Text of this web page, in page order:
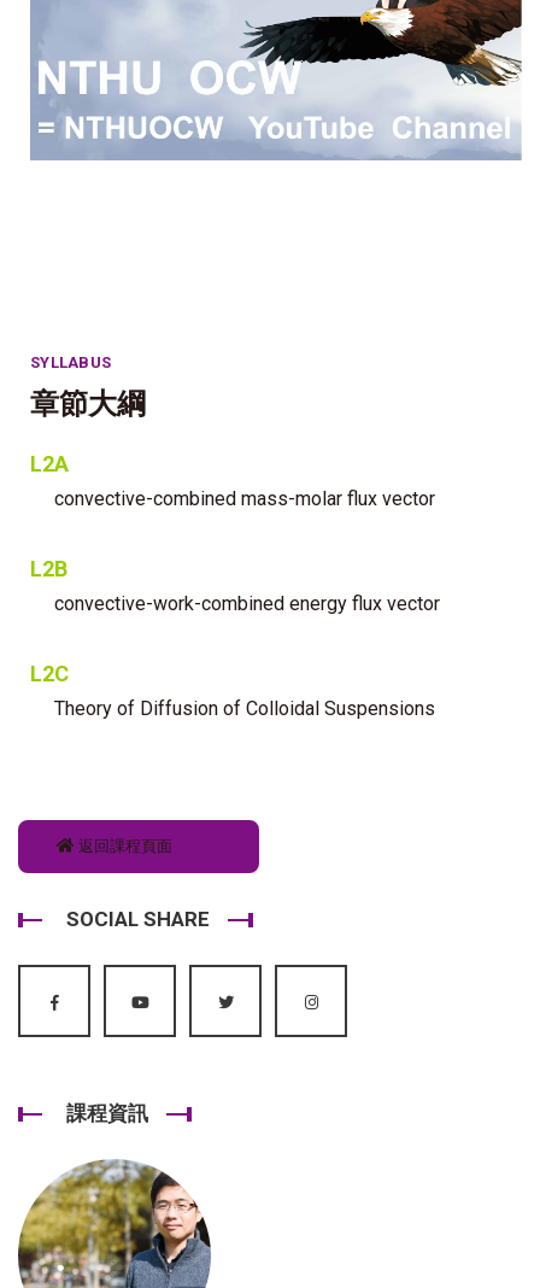
SYLLABUS
章節大綱
L2A
convective-combined mass-molar flux vector
L2B
convective-work-combined energy flux vector
L2C
Theory of Diffusion of Colloidal Suspensions
返回課程頁面
SOCIAL SHARE
課程資訊